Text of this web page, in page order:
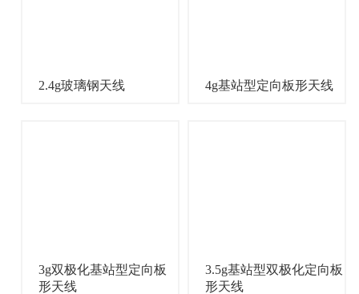
2.4g玻璃钢天线 4g基站型定向板形天线
3g双极化基站型定向板
形天线
3.5g基站型双极化定向板
形天线